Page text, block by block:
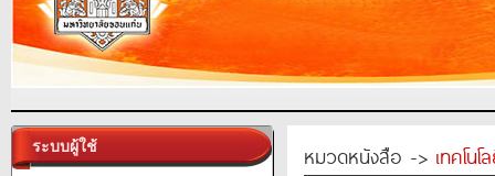
ระบบผู้ใช้ หมวดหนังสือ -> เทคโน